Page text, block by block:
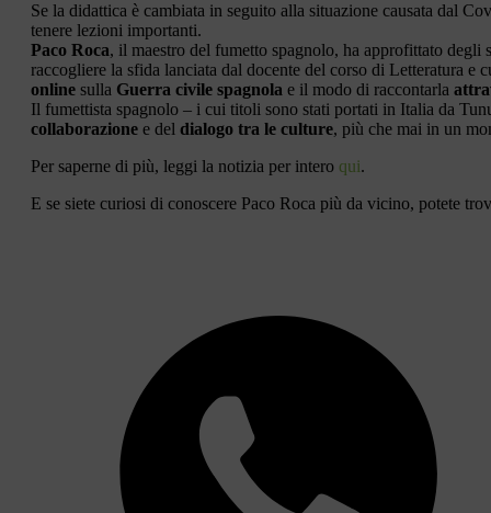
Se la didattica è cambiata in seguito alla situazione causata dal
tenere lezioni importanti.
Paco Roca, il maestro del fumetto spagnolo, ha approfittato degli
raccogliere la sfida lanciata dal docente del corso di Letteratura e
online sulla Guerra civile spagnola e il modo di raccontarla
Il fumettista spagnolo – i cui titoli sono stati portati in Italia da
collaborazione e del dialogo tra le culture, più che mai in un
Per saperne di più, leggi la notizia per intero qui.
E se siete curiosi di conoscere Paco Roca più da vicino, potete